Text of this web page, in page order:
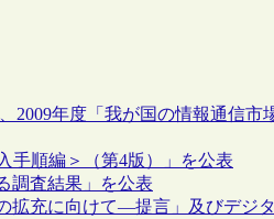
年度「我が国の情報通信市
手順編＞（第4版）」を公表
調査結果」を公表
充に向けて―提言」及びデジ